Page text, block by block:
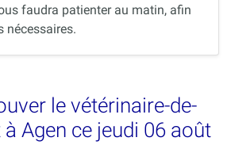
faudra patienter au matin, afin
nécessaires.
le vétérinaire-de-
Agen ce jeudi 06 août